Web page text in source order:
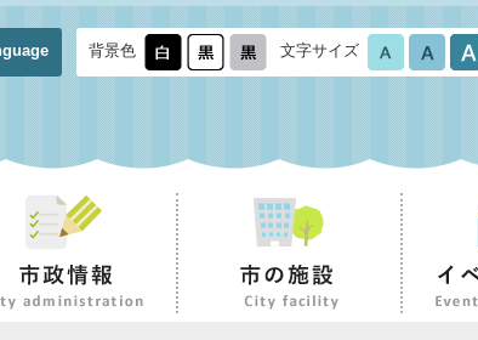
背景色 文字サイズ